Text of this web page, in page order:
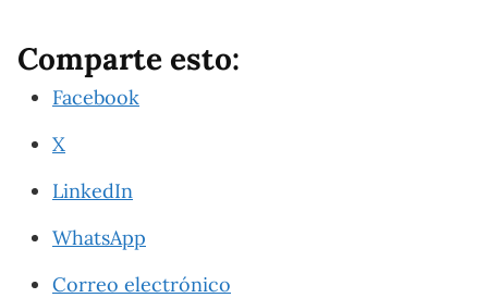
Comparte esto:
Facebook
X
LinkedIn
WhatsApp
Correo electrónico